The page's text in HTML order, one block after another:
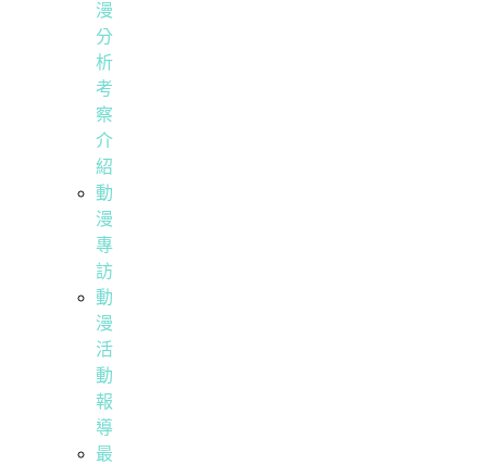
漫
分
析
考
察
介
紹
動
漫
專
訪
動
漫
活
動
報
導
最